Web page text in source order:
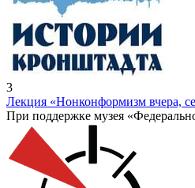
3
Лекция «Нонконформизм вчера,
При поддержке музея